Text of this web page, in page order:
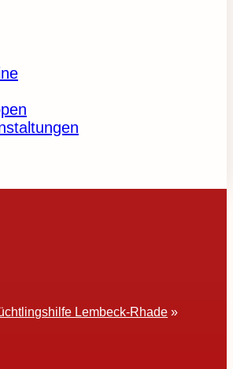
Lembeck-Rhade »